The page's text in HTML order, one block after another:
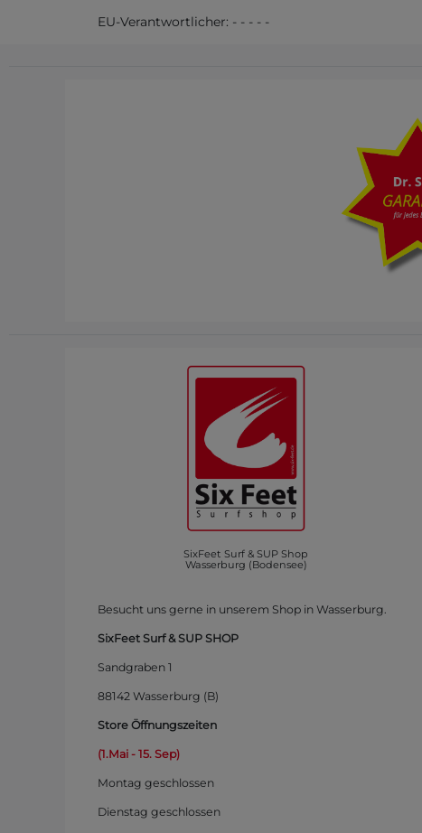
EU-Verantwortlicher: - - - - -
SixFeet Surf & SUP Shop
Wasserburg (Bodensee)
Besucht uns gerne in unserem Shop in Wasserburg.
SixFeet Surf & SUP SHOP
Sandgraben 1
88142 Wasserburg (B)
Store Öffnungszeiten
(1.Mai - 15. Sep)
Montag geschlossen
Dienstag geschlossen